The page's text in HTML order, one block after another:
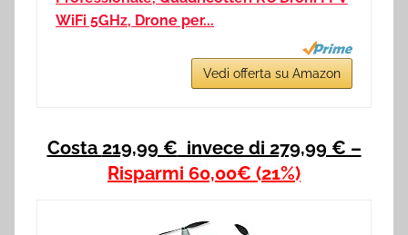
WiFi 5GHz, Drone per...
Vedi offerta su Amazon
Costa 219,99 € invece di 279,99 € –
Risparmi 60,00€ (21%)